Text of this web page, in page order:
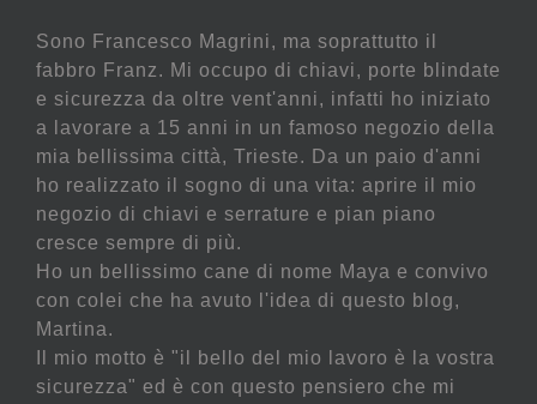
Sono Francesco Magrini, ma soprattutto il
fabbro Franz. Mi occupo di chiavi, porte blindate
e sicurezza da oltre vent'anni, infatti ho iniziato
a lavorare a 15 anni in un famoso negozio della
mia bellissima città, Trieste. Da un paio d'anni
ho realizzato il sogno di una vita: aprire il mio
negozio di chiavi e serrature e pian piano
cresce sempre di più.
Ho un bellissimo cane di nome Maya e convivo
con colei che ha avuto l'idea di questo blog,
Martina.
Il mio motto è "il bello del mio lavoro è la vostra
sicurezza" ed è con questo pensiero che mi